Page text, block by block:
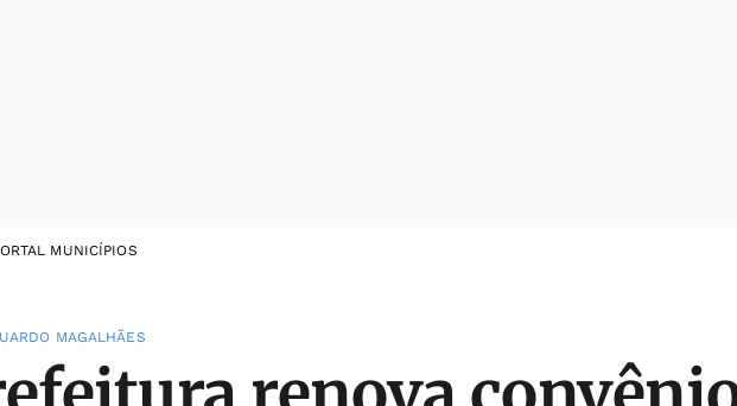
MUNICÍPIOS
MAGALHÃES